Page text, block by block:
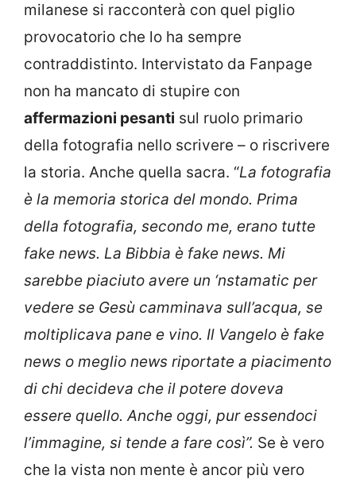
milanese si racconterà con quel piglio
provocatorio che lo ha sempre
contraddistinto. Intervistato da Fanpage
non ha mancato di stupire con
affermazioni pesanti sul ruolo primario
della fotografia nello scrivere – o riscrivere
la storia. Anche quella sacra. “La fotografia
è la memoria storica del mondo. Prima
della fotografia, secondo me, erano tutte
fake news. La Bibbia è fake news. Mi
sarebbe piaciuto avere un ‘nstamatic per
vedere se Gesù camminava sull’acqua, se
moltiplicava pane e vino. Il Vangelo è fake
news o meglio news riportate a piacimento
di chi decideva che il potere doveva
essere quello. Anche oggi, pur essendoci
l’immagine, si tende a fare così”. Se è vero
che la vista non mente è ancor più vero